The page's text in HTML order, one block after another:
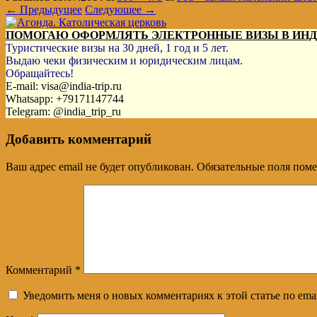
← Предыдущее Следующее →
ПОМОГАЮ ОФОРМЛЯТЬ ЭЛЕКТРОННЫЕ ВИЗЫ В
Туристические визы на 30 дней, 1 год и 5 лет.
Выдаю чеки физическим и юридическим лицам.
Обращайтесь!
E-mail: visa@india-trip.ru
Whatsapp: +79171147744
Telegram: @india_trip_ru
Добавить комментарий
Ваш адрес email не будет опубликован. Обязательные поля
Комментарий *
Уведомить меня о новых комментариях к этой статье по